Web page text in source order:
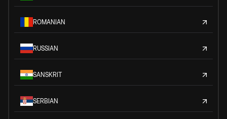
ROMANIAN
RUSSIAN
SANSKRIT
SERBIAN